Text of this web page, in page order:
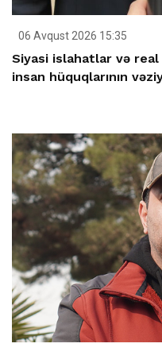
06 Avqust 2026 15:35
Siyasi islahatlar və real
insan hüquqlarının